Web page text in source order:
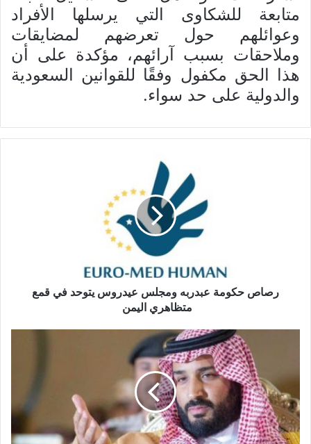
متابعة للشكاوى التي يرسلها الأفراد
وعوائلهم حول تعرضهم لمضايقات
وملاحقات بسبب آرائهم، مؤكدة على أن
هذا الحق مكفول وفقًا للقوانين السعودية
والدولية على حد سواء.
رصاص حكومة عبدربه ومجلس عيدروس يتوحد في قمع
متظاهري اليمن